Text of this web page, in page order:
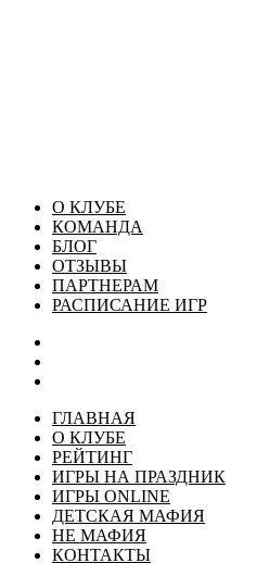
О КЛУБЕ
КОМАНДА
БЛОГ
ОТЗЫВЫ
ПАРТНЕРАМ
РАСПИСАНИЕ ИГР
ГЛАВНАЯ
О КЛУБЕ
РЕЙТИНГ
ИГРЫ НА ПРАЗДНИК
ИГРЫ ONLINE
ДЕТСКАЯ МАФИЯ
НЕ МАФИЯ
КОНТАКТЫ